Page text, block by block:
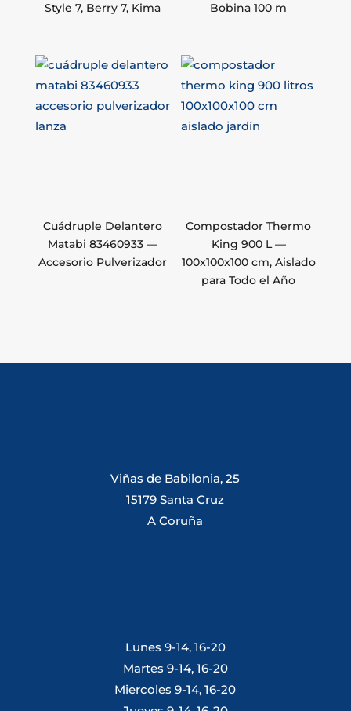
Style 7, Berry 7, Kima
Bobina 100 m
Cuádruple Delantero
Matabi 83460933 —
Accesorio Pulverizador
Compostador Thermo
King 900 L —
100x100x100 cm, Aislado
para Todo el Año
Viñas de Babilonia, 25
15179 Santa Cruz
A Coruña
Lunes 9-14, 16-20
Martes 9-14, 16-20
Miercoles 9-14, 16-20